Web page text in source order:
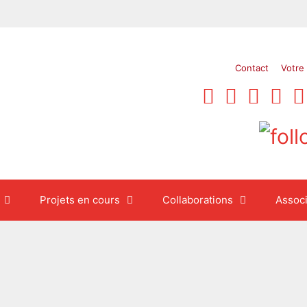
Contact Votre
Projets en cours Collaborations